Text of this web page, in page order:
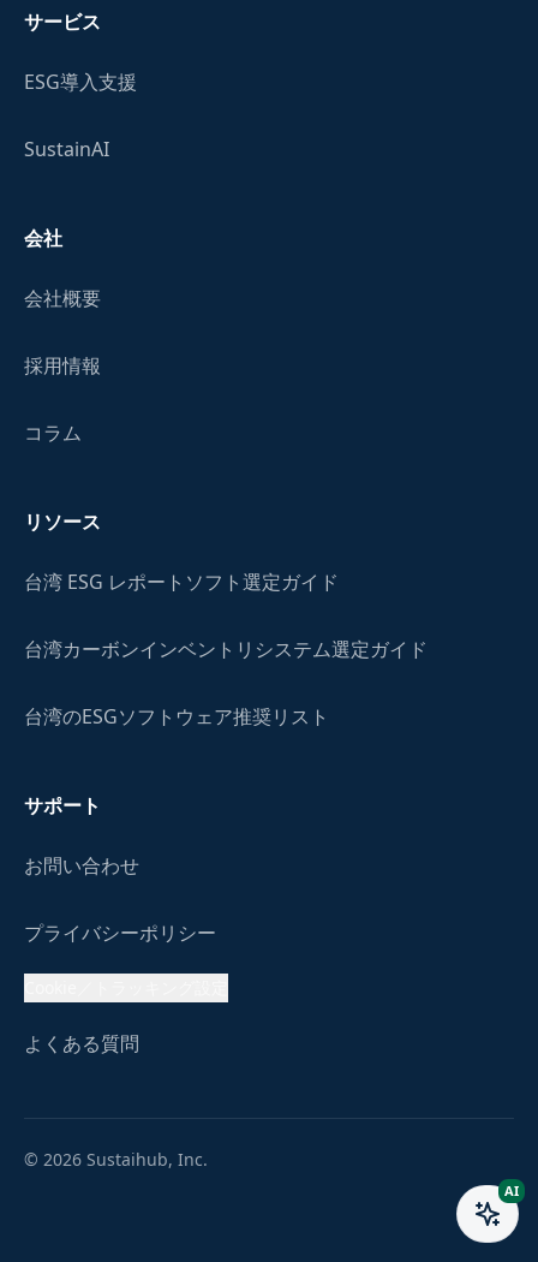
サービス
ESG導入支援
SustainAI
会社
会社概要
採用情報
コラム
リソース
台湾 ESG レポートソフト選定ガイド
台湾カーボンインベントリシステム選定ガイド
台湾のESGソフトウェア推奨リスト
サポート
お問い合わせ
プライバシーポリシー
よくある質問
© 2026 Sustaihub, Inc.
AI